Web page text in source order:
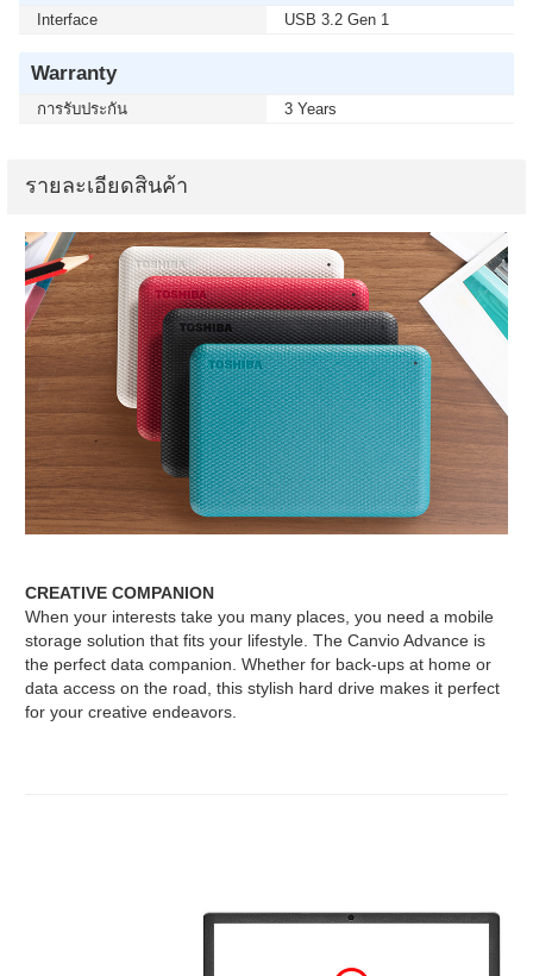
Interface USB 3.2 Gen 1
Warranty
การรับประกัน 3 Years
รายละเอียดสินค้า
CREATIVE COMPANION
When your interests take you many places, you need a mobile
storage solution that fits your lifestyle. The Canvio Advance is
the perfect data companion. Whether for back-ups at home or
data access on the road, this stylish hard drive makes it perfect
for your creative endeavors.